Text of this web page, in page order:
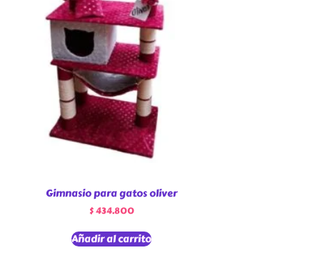
Gimnasio para gatos oliver
$434.800
Añadir al carrito